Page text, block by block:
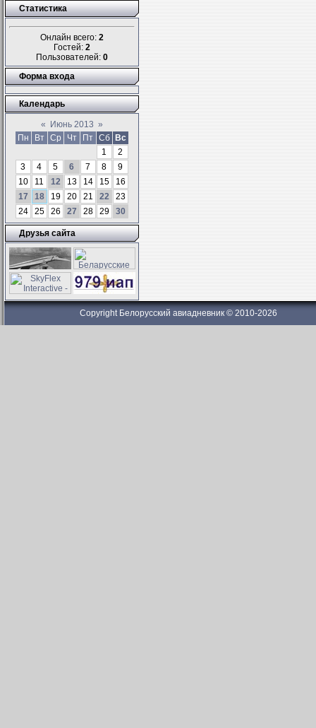
Статистика
Онлайн всего: 2
Гостей: 2
Пользователей: 0
Форма входа
Календарь
« Июнь 2013 »
Пн
Вт Ср Чт Пт Сб
Вс
1
2
3
4 5 6 7 8
9
10
11 12 13 14 15
16
17
18 19 20 21 22
23
24
25 26 27 28 29 30
Друзья сайта
Copyright Белорусский авиадневник © 2010-2026